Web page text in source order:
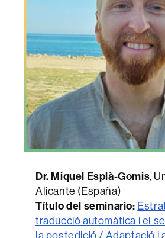
Dr. Miquel Esplà-Gomis,
Alicante (España)
Título del seminario:
traducció automàtica i el
la postedició / Adaptació i